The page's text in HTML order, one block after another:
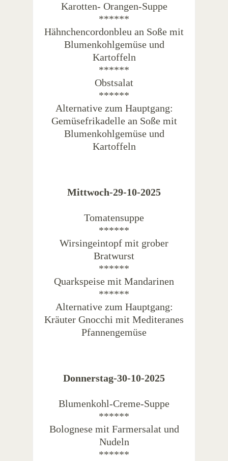
Karotten- Orangen-Suppe
******
Hähnchencordonbleu an Soße mit
Blumenkohlgemüse und
Kartoffeln
******
Obstsalat
******
Alternative zum Hauptgang:
Gemüsefrikadelle an Soße mit
Blumenkohlgemüse und
Kartoffeln
Mittwoch-29-10-2025
Tomatensuppe
******
Wirsingeintopf mit grober
Bratwurst
******
Quarkspeise mit Mandarinen
******
Alternative zum Hauptgang:
Kräuter Gnocchi mit Mediteranes
Pfannengemüse
Donnerstag-30-10-2025
Blumenkohl-Creme-Suppe
******
Bolognese mit Farmersalat und
Nudeln
******